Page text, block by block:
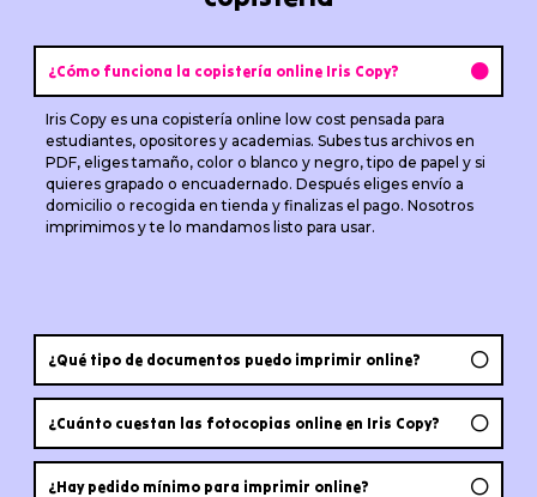
¿Cómo funciona la copistería online Iris Copy?
Iris Copy es una copistería online low cost pensada para
estudiantes, opositores y academias. Subes tus archivos en
PDF, eliges tamaño, color o blanco y negro, tipo de papel y si
quieres grapado o encuadernado. Después eliges envío a
domicilio o recogida en tienda y finalizas el pago. Nosotros
imprimimos y te lo mandamos listo para usar.
¿Qué tipo de documentos puedo imprimir online?
¿Cuánto cuestan las fotocopias online en Iris Copy?
¿Hay pedido mínimo para imprimir online?